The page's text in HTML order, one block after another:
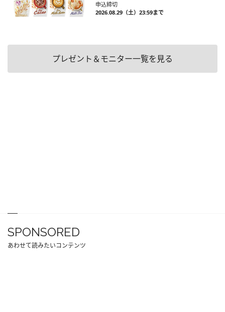
申込締切
2026.08.29（土）23:59まで
プレゼント＆モニター一覧を見る
SPONSORED
あわせて読みたいコンテンツ